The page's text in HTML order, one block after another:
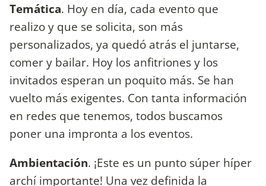
Temática. Hoy en día, cada evento que
realizo y que se solicita, son más
personalizados, ya quedó atrás el juntarse,
comer y bailar. Hoy los anfitriones y los
invitados esperan un poquito más. Se han
vuelto más exigentes. Con tanta información
en redes que tenemos, todos buscamos
poner una impronta a los eventos.
Ambientación. ¡Este es un punto súper híper
archí importante! Una vez definida la